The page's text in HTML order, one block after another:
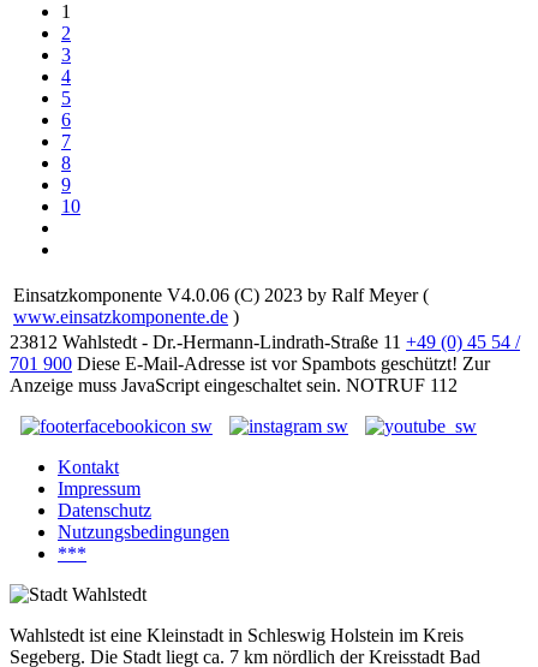
1
2
3
4
5
6
7
8
9
10
Einsatzkomponente V4.0.06 (C) 2023 by Ralf Meyer (
www.einsatzkomponente.de )
23812 Wahlstedt - Dr.-Hermann-Lindrath-Straße 11 +49 (0) 45 54 /
701 900 Diese E-Mail-Adresse ist vor Spambots geschützt! Zur
Anzeige muss JavaScript eingeschaltet sein. NOTRUF 112
Kontakt
Impressum
Datenschutz
Nutzungsbedingungen
***
Wahlstedt ist eine Kleinstadt in Schleswig Holstein im Kreis
Segeberg. Die Stadt liegt ca. 7 km nördlich der Kreisstadt Bad